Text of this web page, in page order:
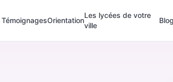
TémoignagesOrientation
Les lycées de votre
ville
Blog